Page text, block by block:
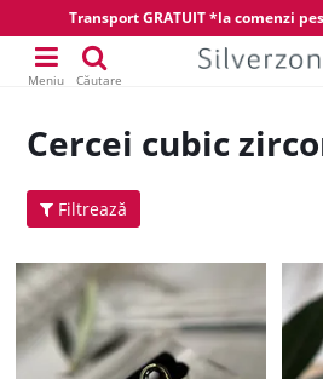
Transport GRATUIT *la comenzi
Meniu Căutare
Cercei cubic
Filtrează